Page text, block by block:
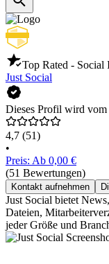
Top Rated - Social
Just Social
Dieses Profil wird vom
4,7 (51)
•
Preis: Ab 0,00 €
(51 Bewertungen)
Kontakt aufnehmen
Just Social bietet
Dateien,
jeder Größe und